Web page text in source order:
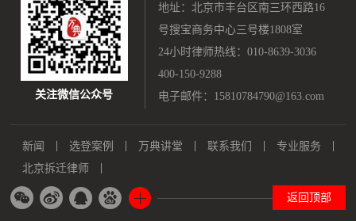
关注微信公众号
地址： 北京市丰台区南三环西路16
号搜宝商务中心三号楼1808室
24小时律师热线：010-8639-3036
400-150-9288
电子邮件：15810784790@163.com
新闻 选登案例 万典讲堂 联系我们
专业服务
北京拆迁律师
返回顶部